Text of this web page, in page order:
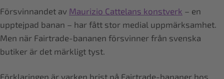
Försvinnandet av Maurizio Cattelans konstverk – en
upptejpad banan – har fått stor medial uppmärksamhet.
Men när Fairtrade-bananen försvinner från svenska
butiker är det märkligt tyst.
Förklaringen är varken brist på Fairtrade-bananer hos